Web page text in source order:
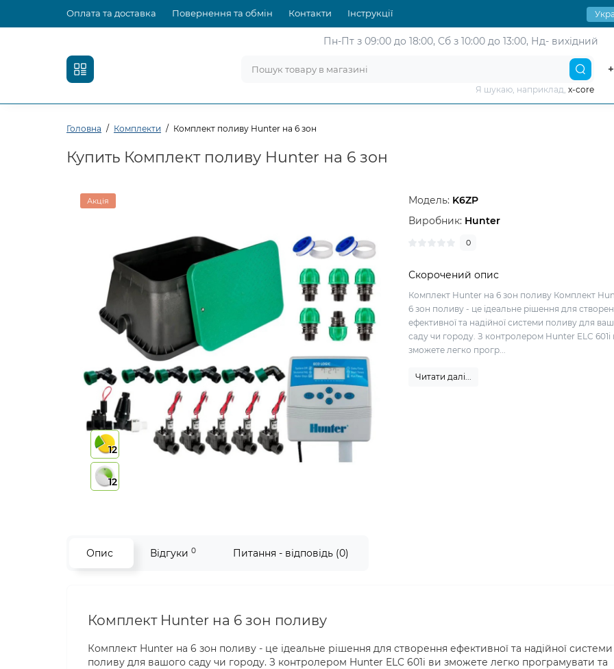
Оплата та доставка Повернення та обмін Контакти Інструкції
Пн-Пт з 09:00 до 18:00, Сб з 10:00 до 13:00, Нд- вихідний
Я шукаю, наприклад, x-core
Головна Комплекти Комплект поливу Hunter на 6 зон
Купить Комплект поливу Hunter на 6 зон
12
12
Акція Модель: K6ZP
Виробник: Hunter
0
Скорочений опис
Комплект Hunter на 6 зон поливу Комплект
6 зон поливу - це ідеальне рішення для
ефективної та надійної системи поливу для
саду чи городу. З контролером Hunter ELC 601i
зможете легко прогр...
Читати далі...
Опис Відгуки 0 Питання - відповідь (0)
Комплект Hunter на 6 зон поливу
Комплект Hunter на 6 зон поливу - це ідеальне рішення для створення ефективної та надійної системи
поливу для вашого саду чи городу. З контролером Hunter ELC 601i ви зможете легко програмувати та